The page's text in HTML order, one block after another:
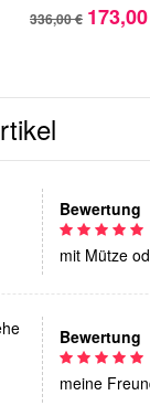
336,00 €
Bewertung
mit Mütze
Bewertung
meine